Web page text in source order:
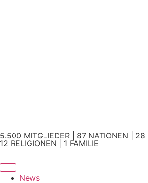
5.500 MITGLIEDER | 87 NATIONEN | 28
12 RELIGIONEN | 1 FAMILIE
News